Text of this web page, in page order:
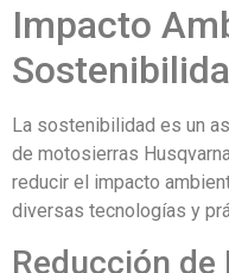
Impacto
La sostenibilidad es un
de motosierras
reducir el impacto
diversas tecnologías y
Reducción de